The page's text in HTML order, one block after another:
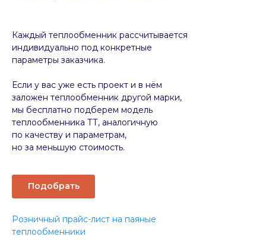
Подобрать
Каждый теплообменник рассчитывается
индивидуально под конкретные
параметры заказчика.
Если у вас уже есть проект и в нём
заложен теплообменник другой марки,
мы бесплатно подберем модель
теплообменника ТТ, аналогичную
по качеству и параметрам,
но за меньшую стоимость.
Розничный прайс-лист на паяные
теплообменники